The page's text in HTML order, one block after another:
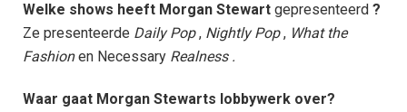
Welke shows heeft Morgan Stewart gepresenteerd ?
Ze presenteerde Daily Pop, Nightly Pop, What the
Fashionen Necessary Realness .
Waar gaat Morgan Stewarts lobbywerk over?